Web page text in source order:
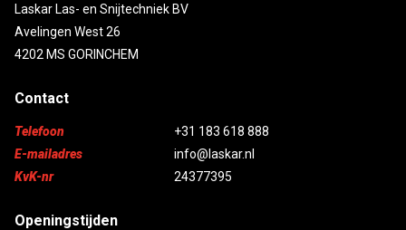
Laskar Las- en Snijtechniek BV
Avelingen West 26
4202 MS GORINCHEM
Contact
Telefoon
+31 183 618 888
E-mailadres
info@laskar.nl
KvK-nr
24377395
Openingstijden